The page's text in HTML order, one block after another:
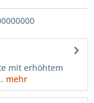
mit erhöhtem
mehr